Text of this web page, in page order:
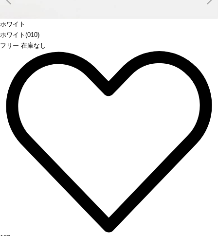
ホワイト
ホワイト(010)
フリー 在庫なし